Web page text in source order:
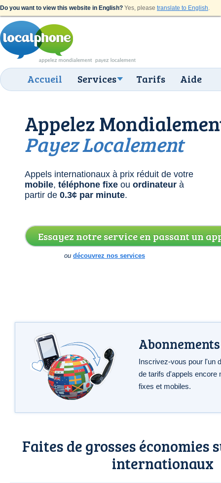
Do you want to view this website in English? Yes, please translate to English.
Accueil Services Tarifs Aide
Appelez
Payez Localement
Appels internationaux à prix réduit de votre
mobile, téléphone fixe ou ordinateur à
partir de 0.3¢ par minute.
Essayez notre service en passant un
ou découvrez nos services
Inscrivez-vous pour l'un
de tarifs d'appels encore
fixes et mobiles.
Faites de grosses économies
internationaux